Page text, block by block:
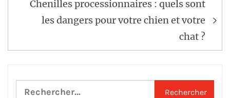
Chenilles processionnaires : quels sont
les dangers pour votre chien et votre
chat ?
Rechercher :